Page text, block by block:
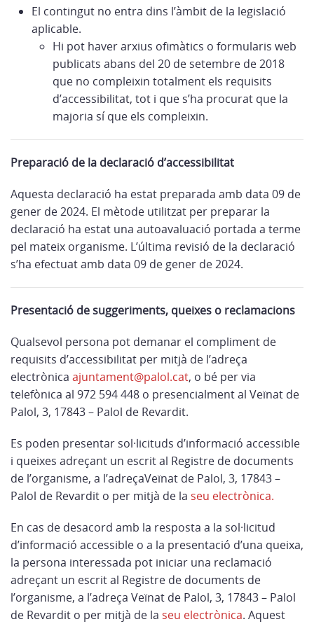
El contingut no entra dins l’àmbit de la legislació
aplicable.
Hi pot haver arxius ofimàtics o formularis web
publicats abans del 20 de setembre de 2018
que no compleixin totalment els requisits
d’accessibilitat, tot i que s’ha procurat que la
majoria sí que els compleixin.
Preparació de la declaració d’accessibilitat
Aquesta declaració ha estat preparada amb data 09 de
gener de 2024. El mètode utilitzat per preparar la
declaració ha estat una autoavaluació portada a terme
pel mateix organisme. L’última revisió de la declaració
s’ha efectuat amb data 09 de gener de 2024.
Presentació de suggeriments, queixes o reclamacions
Qualsevol persona pot demanar el compliment de
requisits d’accessibilitat per mitjà de l’adreça
electrònica ajuntament@palol.cat, o bé per via
telefònica al 972 594 448 o presencialment al Veïnat de
Palol, 3, 17843 – Palol de Revardit.
Es poden presentar sol·licituds d’informació accessible
i queixes adreçant un escrit al Registre de documents
de l’organisme, a l’adreçaVeïnat de Palol, 3, 17843 –
Palol de Revardit o per mitjà de la seu electrònica.
En cas de desacord amb la resposta a la sol·licitud
d’informació accessible o a la presentació d’una queixa,
la persona interessada pot iniciar una reclamació
adreçant un escrit al Registre de documents de
l’organisme, a l’adreça Veïnat de Palol, 3, 17843 – Palol
de Revardit o per mitjà de la seu electrònica. Aquest